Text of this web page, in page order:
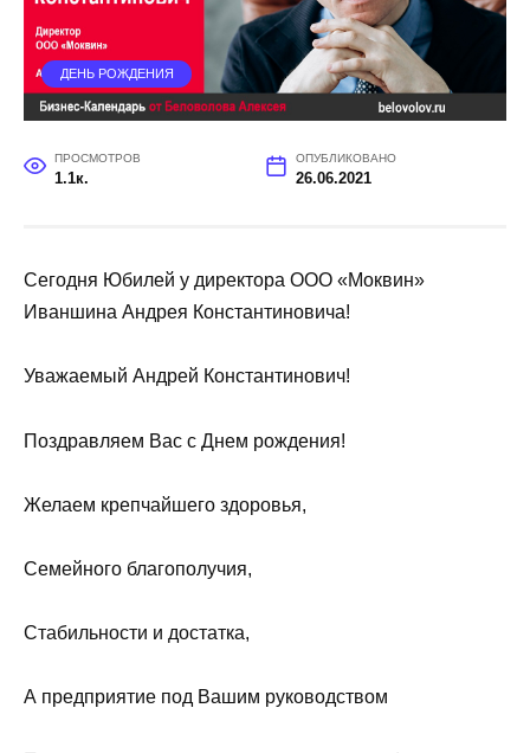
ДЕНЬ РОЖДЕНИЯ
ПРОСМОТРОВ
1.1к.
ОПУБЛИКОВАНО
26.06.2021
Сегодня Юбилей у директора ООО «Моквин»
Иваншина Андрея Константиновича!
Уважаемый Андрей Константинович!
Поздравляем Вас с Днем рождения!
Желаем крепчайшего здоровья,
Семейного благополучия,
Стабильности и достатка,
А предприятие под Вашим руководством